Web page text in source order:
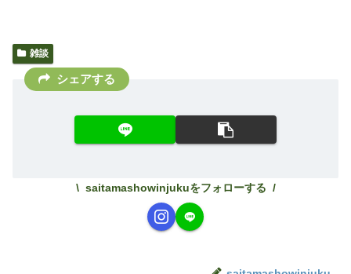
雑談
シェアする
saitamashowinjukuをフォローする